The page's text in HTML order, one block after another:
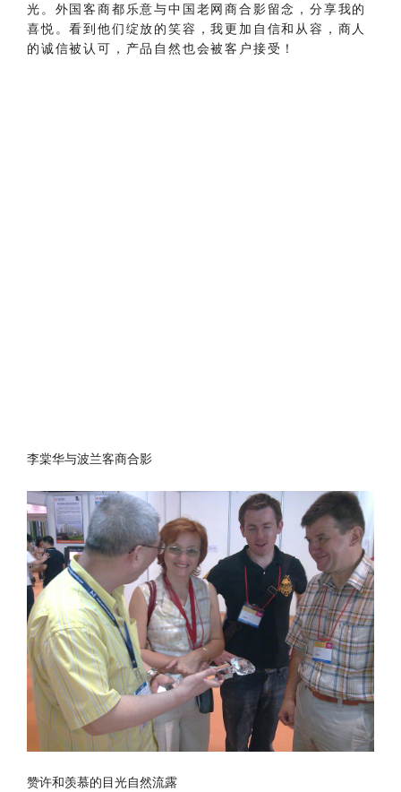
光。外国客商都乐意与中国老网商合影留念，分享我的
喜悦。看到他们绽放的笑容，我更加自信和从容，商人
的诚信被认可，产品自然也会被客户接受！
李棠华与波兰客商合影
赞许和羡慕的目光自然流露